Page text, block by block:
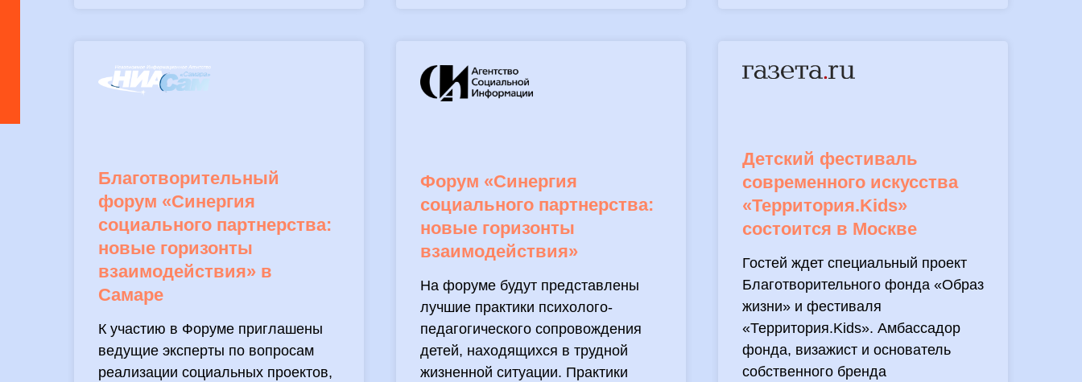
Благотворительный
форум «Синергия
социального партнерства:
новые горизонты
взаимодействия» в
Самаре
К участию в Форуме приглашены
ведущие эксперты по вопросам
реализации социальных проектов,
Форум «Синергия
социального партнерства:
новые горизонты
взаимодействия»
На форуме будут представлены
лучшие практики психолого-
педагогического сопровождения
детей, находящихся в трудной
жизненной ситуации. Практики
Детский фестиваль
современного искусства
«Территория.Kids»
состоится в Москве
Гостей ждет специальный проект
Благотворительного фонда «Образ
жизни» и фестиваля
«Территория.Kids». Амбассадор
фонда, визажист и основатель
собственного бренда